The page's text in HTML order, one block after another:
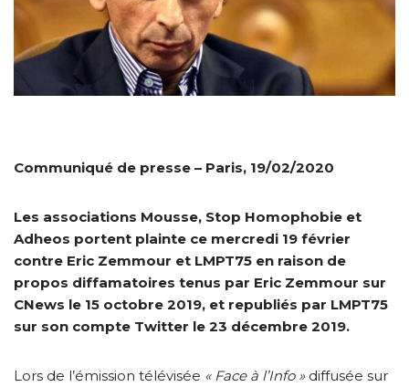
Communiqué de presse – Paris, 19/02/2020
Les associations Mousse, Stop Homophobie et
Adheos portent plainte ce mercredi 19 février
contre Eric Zemmour et LMPT75 en raison de
propos diffamatoires tenus par Eric Zemmour sur
CNews le 15 octobre 2019, et republiés par LMPT75
sur son compte Twitter le 23 décembre 2019.
Lors de l’émission télévisée « Face à l’Info »diffusée sur